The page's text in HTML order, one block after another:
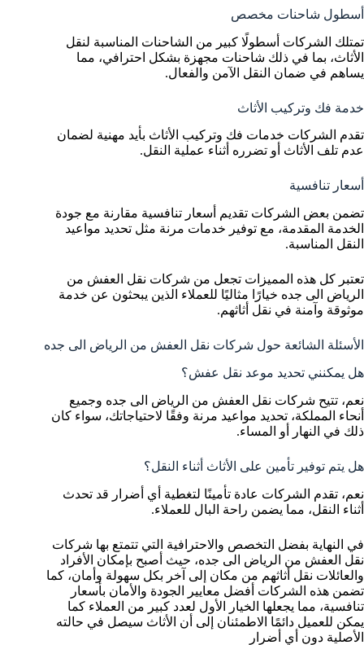
أسطول شاحنات مخصص
تمتلك الشركات أسطولًا كبير من الشاحنات المناسبة لنقل
الأثاث، بما في ذلك شاحنات مجهزة بشكل احترافي، مما
يساهم في ضمان النقل الآمن والفعال.
خدمة فك وتركيب الأثاث
تقدم الشركات خدمات فك وتركيب الأثاث بأيد مهنية لضمان
عدم تلف الأثاث أو تضرره أثناء عملية النقل.
أسعار تنافسية
تضمن بعض الشركات تقديم أسعار تنافسية مقارنة مع جودة
الخدمة المقدمة، مع توفير خدمات مرنة مثل تحديد مواعيد
النقل المناسبة.
تعتبر كل هذه المميزات تجعل من شركات نقل العفش من
الرياض الى جده خيارًا مثاليًا للعملاء الذين يبحثون عن خدمة
موثوقة وآمنة في نقل أثاثهم.
الأسئلة الشائعة حول شركات نقل العفش من الرياض الى جده
هل يمكنني تحديد موعد نقل عفش؟
نعم، تتيح شركات نقل العفش من الرياض الى جده وجميع
أنحاء المملكة، تحديد مواعيد مرنة وفقًا لاحتياجاتك، سواء كان
ذلك في النهار أو المساء.
هل يتم توفير تأمين على الأثاث أثناء النقل؟
نعم، تقدم الشركات عادة تأمينًا لتغطية أي أضرار قد تحدث
أثناء النقل، مما يضمن راحة البال للعملاء.
في النهاية بفضل التخصص والاحترافية التي تتمتع بها شركات
نقل العفش من الرياض الى جده، حيث أصبح بإمكان الأفراد
والعائلات نقل أثاثهم من مكان إلى آخر بكل سهولة وأمان، كما
تضمن هذه الشركات أفضل معايير الجودة والأمان بأسعار
تنافسية، مما يجعلها الخيار الأول لعدد كبير من العملاء كما
يمكن للعميل دائمًا الاطمئنان إلى أن الأثاث سيصل في حالته
الأصلية دون أي أضرار